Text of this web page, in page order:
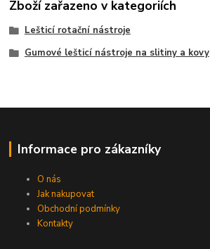
Zboží zařazeno v kategoriích
Lešticí rotační nástroje
Gumové lešticí nástroje na slitiny a kovy
Informace pro zákazníky
O nás
Jak nakupovat
Obchodní podmínky
Kontakty